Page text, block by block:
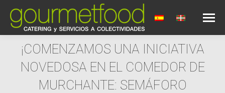
¡COMENZAMOS UNA INICIATIVA
NOVEDOSA EN EL COMEDOR DE
MURCHANTE: SEMÁFORO